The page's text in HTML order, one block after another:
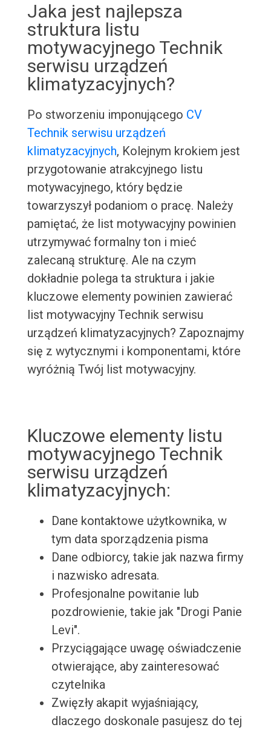
Jaka jest najlepsza
struktura listu
motywacyjnego Technik
serwisu urządzeń
klimatyzacyjnych?
Po stworzeniu imponującego CV
Technik serwisu urządzeń
klimatyzacyjnych, Kolejnym krokiem jest
przygotowanie atrakcyjnego listu
motywacyjnego, który będzie
towarzyszył podaniom o pracę. Należy
pamiętać, że list motywacyjny powinien
utrzymywać formalny ton i mieć
zalecaną strukturę. Ale na czym
dokładnie polega ta struktura i jakie
kluczowe elementy powinien zawierać
list motywacyjny Technik serwisu
urządzeń klimatyzacyjnych? Zapoznajmy
się z wytycznymi i komponentami, które
wyróżnią Twój list motywacyjny.
Kluczowe elementy listu
motywacyjnego Technik
serwisu urządzeń
klimatyzacyjnych:
Dane kontaktowe użytkownika, w
tym data sporządzenia pisma
Dane odbiorcy, takie jak nazwa firmy
i nazwisko adresata.
Profesjonalne powitanie lub
pozdrowienie, takie jak "Drogi Panie
Levi".
Przyciągające uwagę oświadczenie
otwierające, aby zainteresować
czytelnika
Zwięzły akapit wyjaśniający,
dlaczego doskonale pasujesz do tej